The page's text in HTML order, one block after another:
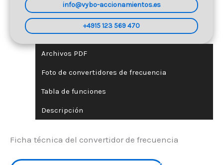
info@vybo-accionamientos.es
+4915 123 569 470
Archivos PDF
Foto de convertidores de frecuencia
Tabla de funciones
Descripción
Ficha técnica del convertidor de frecuencia